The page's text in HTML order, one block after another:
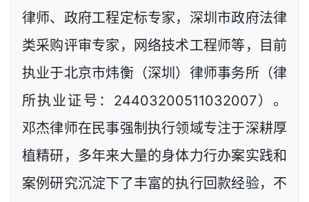
律师、政府工程定标专家，深圳市政府法律
类采购评审专家，网络技术工程师等，目前
执业于北京市炜衡（深圳）律师事务所（律
所执业证号：24403200511032007）。
邓杰律师在民事强制执行领域专注于深耕厚
植精研，多年来大量的身体力行办案实践和
案例研究沉淀下了丰富的执行回款经验，不